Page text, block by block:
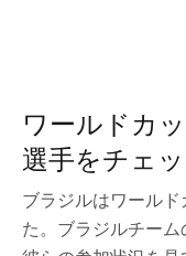
ワールドカ
選手をチェ
ブラジルはワール
た。ブラジルチー